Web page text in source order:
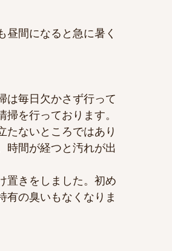
昼間になると急に暑く
は毎日欠かさず行って
を行っております。
たないところではあり
時間が経つと汚れが出
置きをしました。初め
有の臭いもなくなりま